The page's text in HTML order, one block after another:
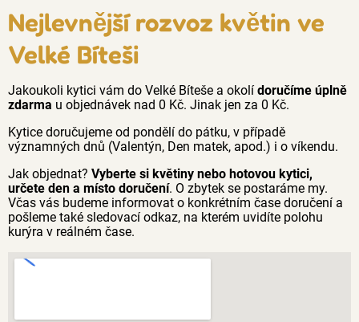
Nejlevnější rozvoz květin ve
Velké Bíteši
Jakoukoli kytici vám do Velké Bíteše a okolí doručíme úplně
zdarma u objednávek nad 0 Kč. Jinak jen za 0 Kč.
Kytice doručujeme od pondělí do pátku, v případě
významných dnů (Valentýn, Den matek, apod.) i o víkendu.
Jak objednat? Vyberte si květiny nebo hotovou kytici,
určete den a místo doručení. O zbytek se postaráme my.
Včas vás budeme informovat o konkrétním čase doručení a
pošleme také sledovací odkaz, na kterém uvidíte polohu
kurýra v reálném čase.